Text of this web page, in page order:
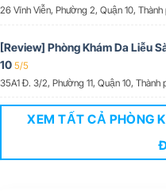
26 Vĩnh Viễn, Phường 2, Quận 10,
[Review] Phòng Khám Da Liễu
10 5/5
35A1 Đ. 3/2, Phường 11, Quận 10, Thành
XEM TẤT CẢ PHÒNG